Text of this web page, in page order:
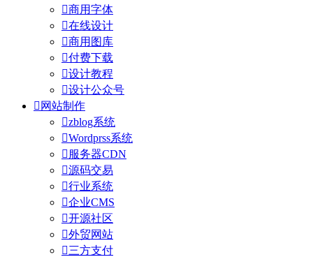
商用字体
在线设计
商用图库
付费下载
设计教程
设计公众号
 网站制作
zblog系统
Wordprss系统
 服务器CDN
源码交易
行业系统
企业CMS
开源社区
外贸网站
三方支付